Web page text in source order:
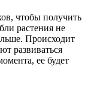
чтобы получить
растения не
Происходит
развиваться
ее будет